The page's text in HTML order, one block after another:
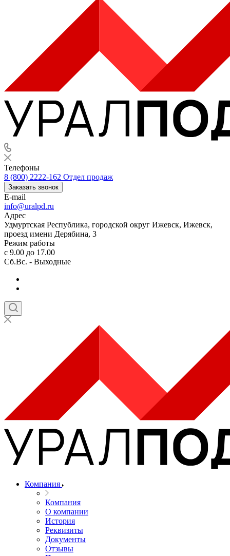
Телефоны
8 (800) 2222-162 Отдел продаж
Заказать звонок
E-mail
info@uralpd.ru
Адрес
Удмуртская Республика, городской округ Ижевск, Ижевск,
проезд имени Дерябина, 3
Режим работы
с 9.00 до 17.00
Сб.Вс. - Выходные
Компания
Компания
О компании
История
Реквизиты
Документы
Отзывы